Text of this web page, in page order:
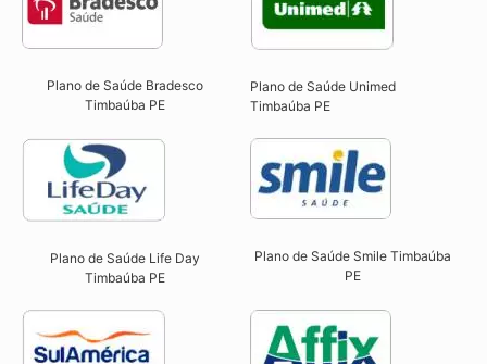
Plano de Saúde Bradesco
Timbaúba PE
Plano de Saúde Unimed
Timbaúba PE
Plano de Saúde Life Day
Timbaúba PE
Plano de Saúde Smile Timbaúba
PE​